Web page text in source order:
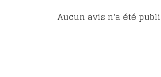
Aucun avis n'a été